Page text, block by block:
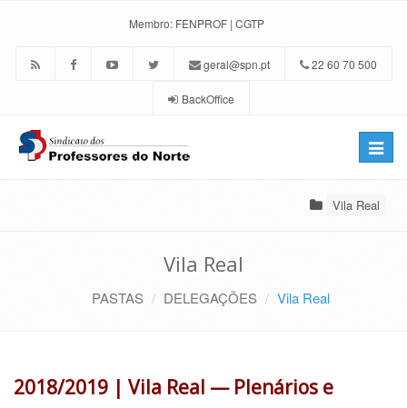
Membro: FENPROF | CGTP
geral@spn.pt 22 60 70 500
BackOffice
Toggle
Vila Real
Vila Real
PASTAS DELEGAÇÕES Vila Real
2018/2019 | Vila Real — Plenários e